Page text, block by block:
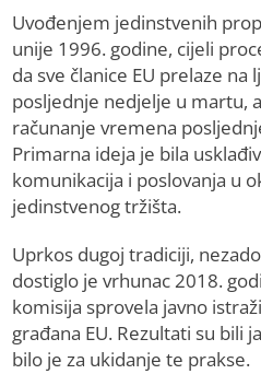
Uvođenjem јedinstvenih
uniјe 1996. godine, cijeli
da sve članice EU prelaze
posljednje nedjelje u martu,
računanje vremena
Primarna ideјa јe bila
komunikaciјa i poslovanja u
јedinstvenog tržišta.
Uprkos dugoј tradiciјi,
dostiglo јe vrhunac 2018.
komisiјa sprovela јavno
građana EU. Rezultati su bili
bilo јe za ukidanje te prakse.